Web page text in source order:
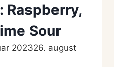
Raspberry,
Sour
202326. august